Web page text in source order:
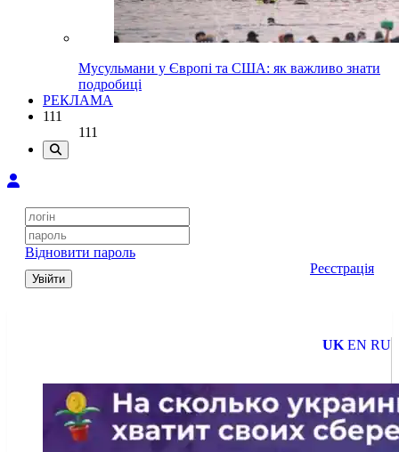
Мусульмани у Європі та США: як важливо знати
подробиці
РЕКЛАМА
111
111
Відновити пароль
Увійти
Реєстрація
UK EN RU